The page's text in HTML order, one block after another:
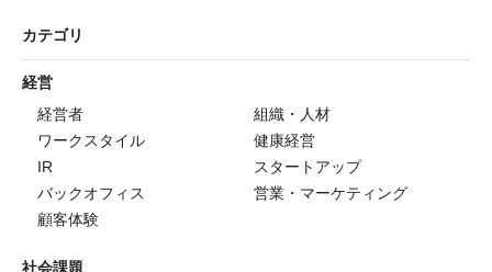
カテゴリ
経営
経営者
組織・人材
ワークスタイル
健康経営
IR
スタートアップ
バックオフィス
営業・マーケティング
顧客体験
社会課題